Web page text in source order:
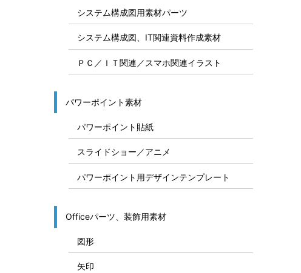
システム構成図用素材パーツ
システム構成図、IT関連資料作成素材
ＰＣ／ＩＴ関連／スマホ関連イラスト
パワーポイント素材
パワーポイント貼紙
スライドショー／アニメ
パワーポイント用デザインテンプレート
Officeパーツ、装飾用素材
図形
矢印